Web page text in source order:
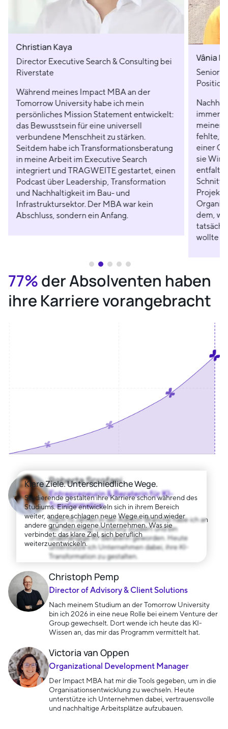
Christian Kaya
Director Executive Search & Consulting bei
Riverstate
Während meines Impact MBA an der
Tomorrow University habe ich mein
persönliches Mission Statement entwickelt:
das Bewusstsein für eine universell
verbundene Menschheit zu stärken.
Seitdem habe ich Transformationsberatung
in meine Arbeit im Executive Search
integriert und TRAGWEITE gestartet, einen
Podcast über Leadership, Transformation
und Nachhaltigkeit im Bau- und
Infrastruktursektor. Der MBA war kein
Abschluss, sondern ein Anfang.
Vânia
Senior
Position
immer
meinen
fehlte,
einer
sie
dem,
wollte
77%der Absolventen haben
ihre Karriere vorangebracht
Klare Ziele. Unterschiedliche Wege.
Studierende gestalten ihre Karriere schon während des
Studiums. Einige entwickeln sich in ihrem Bereich
weiter, andere schlagen neue Wege ein und wieder
andere gründen eigene Unternehmen. Was sie
verbindet: das klare Ziel, sich beruflich
weiterzuentwickeln.
Roberta Scrofani
Entrepreneurin & Beraterin für KI-
Transformation
Nach 15 Jahren in der Adtech-Branche habe ich an
der Tomorrow University studiert und bin
unabhängige KI-Beraterin geworden. Heute
unterstütze ich Unternehmen dabei, ihre KI-
Transformation zu gestalten.
Christoph Pemp
Director of Advisory & Client Solutions
Nach meinem Studium an der Tomorrow University
bin ich 2026 in eine neue Rolle bei einem Venture der
Group gewechselt. Dort wende ich heute das KI-
Wissen an, das mir das Programm vermittelt hat.
Victoria van Oppen
Organizational Development Manager
Der Impact MBA hat mir die Tools gegeben, um in die
Organisationsentwicklung zu wechseln. Heute
unterstütze ich Unternehmen dabei, vertrauensvolle
und nachhaltige Arbeitsplätze aufzubauen.